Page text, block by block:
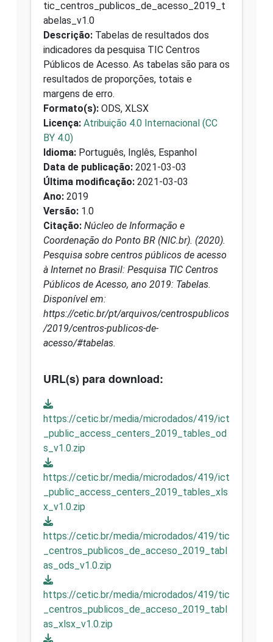
tic_centros_publicos_de_acesso_2019_t
abelas_v1.0
Descrição: Tabelas de resultados dos
indicadores da pesquisa TIC Centros
Públicos de Acesso. As tabelas são para os
resultados de proporções, totais e
margens de erro.
Formato(s): ODS, XLSX
Licença: Atribuição 4.0 Internacional (CC
BY 4.0)
Idioma: Português, Inglês, Espanhol
Data de publicação: 2021-03-03
Última modificação: 2021-03-03
Ano: 2019
Versão: 1.0
Citação: Núcleo de Informação e
Coordenação do Ponto BR (NIC.br). (2020).
Pesquisa sobre centros públicos de acesso
à Internet no Brasil: Pesquisa TIC Centros
Públicos de Acesso, ano 2019: Tabelas.
Disponível em:
https://cetic.br/pt/arquivos/centrospublicos
/2019/centros-publicos-de-
acesso/#tabelas.
URL(s) para download:
https://cetic.br/media/microdados/419/ict
_public_access_centers_2019_tables_od
s_v1.0.zip
https://cetic.br/media/microdados/419/ict
_public_access_centers_2019_tables_xls
x_v1.0.zip
https://cetic.br/media/microdados/419/tic
_centros_publicos_de_acceso_2019_tabl
as_ods_v1.0.zip
https://cetic.br/media/microdados/419/tic
_centros_publicos_de_acceso_2019_tabl
as_xlsx_v1.0.zip